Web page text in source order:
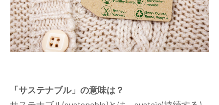
「サステナブル」の意味は？